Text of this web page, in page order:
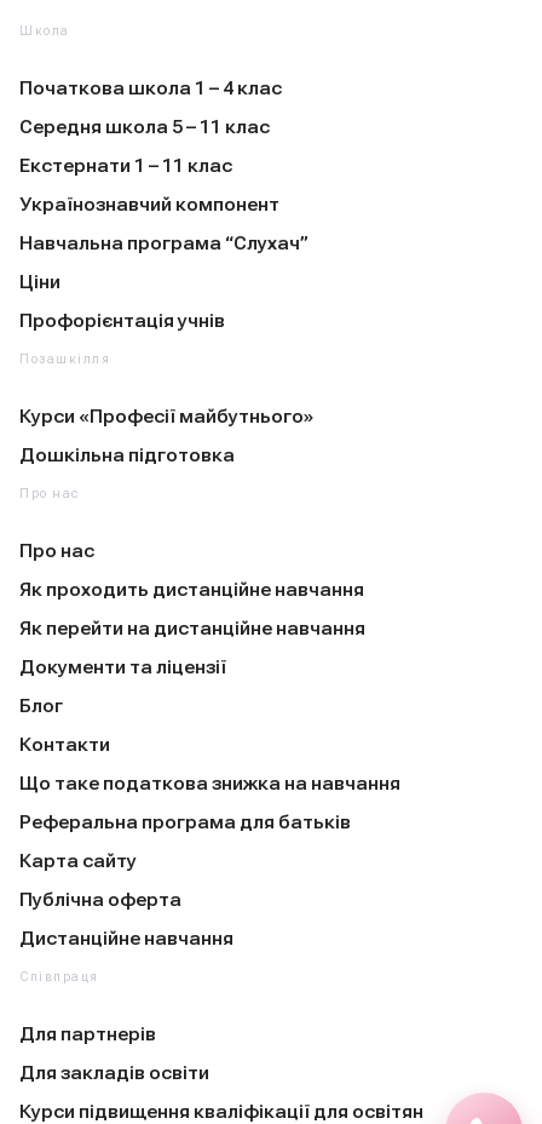
Школа
Початкова школа 1 – 4 клас
Середня школа 5 – 11 клас
Екстернати 1 – 11 клас
Українознавчий компонент
Навчальна програма “Слухач”
Ціни
Профорієнтація учнів
Позашкілля
Курси «Професії майбутнього»
Дошкільна підготовка
Про нас
Про нас
Як проходить дистанційне навчання
Як перейти на дистанційне навчання
Документи та ліцензії
Блог
Контакти
Що таке податкова знижка на навчання
Реферальна програма для батьків
Карта сайту
Публічна оферта
Дистанційне навчання
Співпраця
Для партнерів
Для закладів освіти
Курси підвищення кваліфікації для освітян